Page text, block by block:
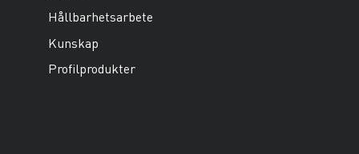
Hållbarhetsarbete
Kunskap
Profilprodukter